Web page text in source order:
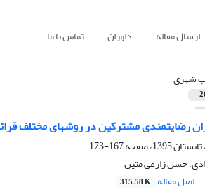
ارسال مقاله داوران تماس با ما
شهری
رضایتمندی مشترکین در روشهای مختلف
167-173
حسن زارعی متین
اصل مقاله 315.58 K